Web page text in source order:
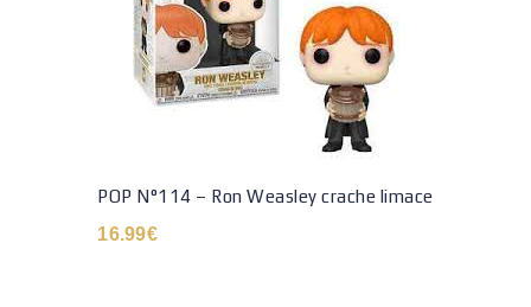
POP N°114 – Ron Weasley crache limace
16.99€